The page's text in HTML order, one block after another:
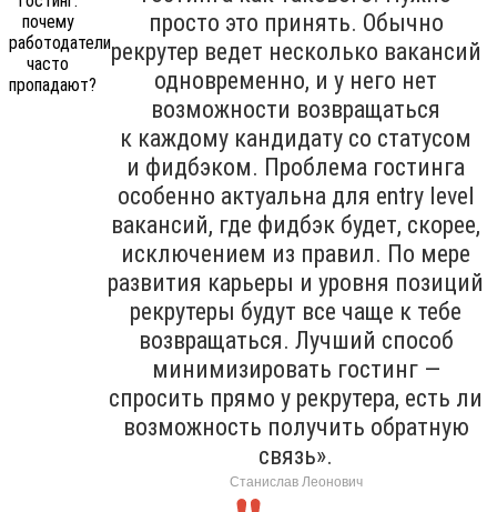
просто это принять. Обычно
рекрутер ведет несколько вакансий
одновременно, и у него нет
возможности возвращаться
к каждому кандидату со статусом
и фидбэком. Проблема гостинга
особенно актуальна для entry level
вакансий, где фидбэк будет, скорее,
исключением из правил. По мере
развития карьеры и уровня позиций
рекрутеры будут все чаще к тебе
возвращаться. Лучший способ
минимизировать гостинг —
спросить прямо у рекрутера, есть ли
возможность получить обратную
связь».
Станислав Леонович